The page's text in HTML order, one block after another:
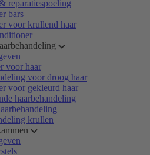
reparatiespoeling
bars
voor krullend haar
voor haar
voor droog haar
voor gekleurd haar
haarbehandeling
krullen